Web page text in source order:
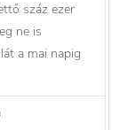
száz ezer
ne is
a mai napig